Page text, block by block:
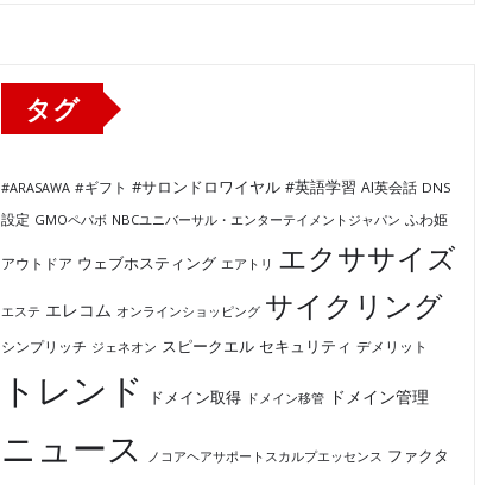
タグ
#ARASAWA #ギフト #サロンドロワイヤル #英語学習 AI英会話 DNS
設定 GMOペパボ NBCユニバーサル・エンターテイメントジャパン ふわ姫
アウトドア ウェブホスティング エアトリ エクササイズ
エステ エレコム オンラインショッピング サイクリング
シンプリッチ ジェネオン スピークエル セキュリティ デメリット
トレンド ドメイン取得 ドメイン移管 ドメイン管理
ニュース ノコアヘアサポートスカルプエッセンス ファクタ